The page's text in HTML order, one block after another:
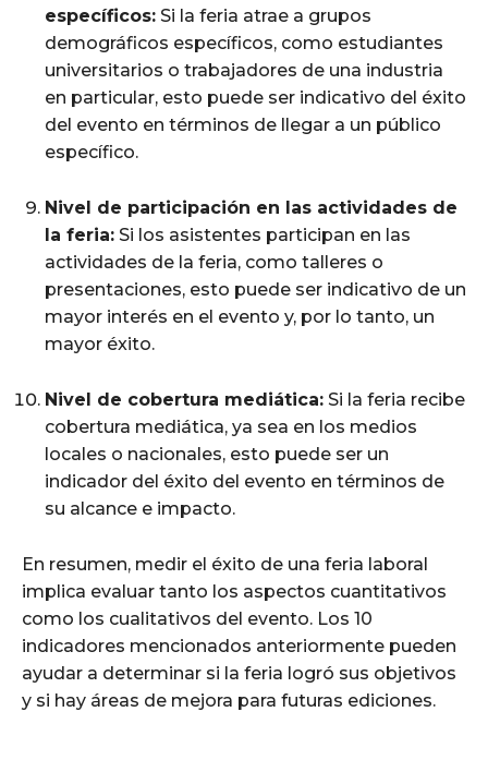
específicos: Si la feria atrae a grupos
demográficos específicos, como estudiantes
universitarios o trabajadores de una industria
en particular, esto puede ser indicativo del éxito
del evento en términos de llegar a un público
específico.
Nivel de participación en las actividades de
la feria: Si los asistentes participan en las
actividades de la feria, como talleres o
presentaciones, esto puede ser indicativo de un
mayor interés en el evento y, por lo tanto, un
mayor éxito.
Nivel de cobertura mediática: Si la feria recibe
cobertura mediática, ya sea en los medios
locales o nacionales, esto puede ser un
indicador del éxito del evento en términos de
su alcance e impacto.
En resumen, medir el éxito de una feria laboral
implica evaluar tanto los aspectos cuantitativos
como los cualitativos del evento. Los 10
indicadores mencionados anteriormente pueden
ayudar a determinar si la feria logró sus objetivos
y si hay áreas de mejora para futuras ediciones.